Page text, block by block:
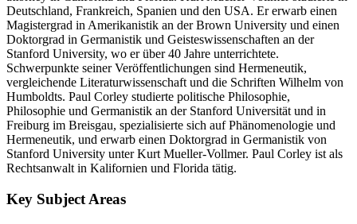
Deutschland, Frankreich, Spanien und den USA. Er erwarb einen
Magistergrad in Amerikanistik an der Brown University und einen
Doktorgrad in Germanistik und Geisteswissenschaften an der
Stanford University, wo er über 40 Jahre unterrichtete.
Schwerpunkte seiner Veröffentlichungen sind Hermeneutik,
vergleichende Literaturwissenschaft und die Schriften Wilhelm von
Humboldts. Paul Corley studierte politische Philosophie,
Philosophie und Germanistik an der Stanford Universität und in
Freiburg im Breisgau, spezialisierte sich auf Phänomenologie und
Hermeneutik, und erwarb einen Doktorgrad in Germanistik von
Stanford University unter Kurt Mueller-Vollmer. Paul Corley ist als
Rechtsanwalt in Kalifornien und Florida tätig.
Key Subject Areas